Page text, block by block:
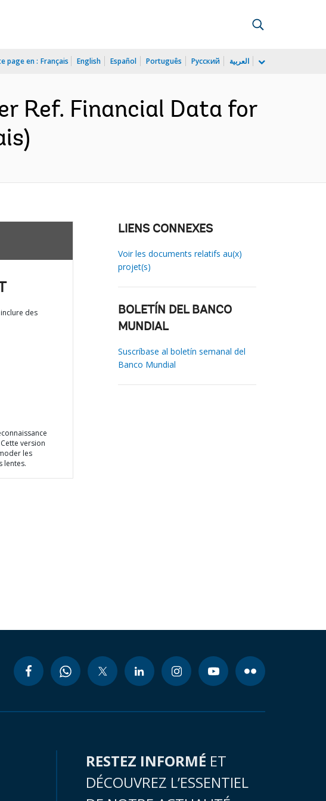
page en : Français English Español Português Русский العربية
Ref. Financial Data for
des
version
les
lentes.
LIENS CONNEXES
Voir les documents relatifs au(x)
projet(s)
BOLETÍN DEL BANCO
MUNDIAL
Suscríbase al boletín semanal del
Banco Mundial
RESTEZ INFORMÉ ET
DÉCOUVREZ L’ESSENTIEL